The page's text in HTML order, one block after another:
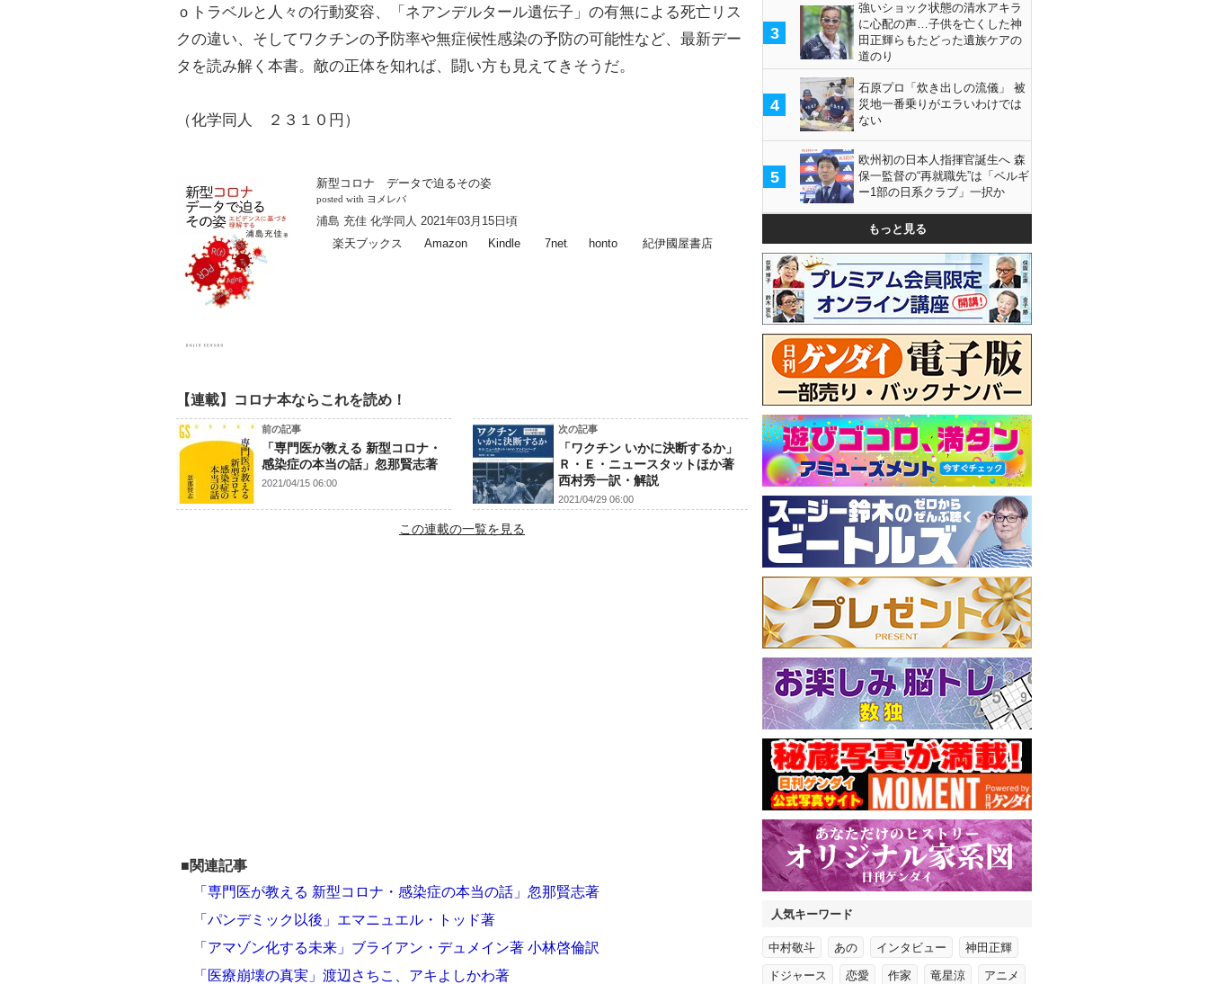
ｏトラベルと人々の行動変容、「ネアンデルタール遺伝子」の有無による死亡リス
クの違い、そしてワクチンの予防率や無症候性感染の予防の可能性など、最新デー
タを読み解く本書。敵の正体を知れば、闘い方も見えてきそうだ。
（化学同人 ２３１０円）
新型コロナ データで迫るその姿
posted with ヨメレバ
浦島 充佳 化学同人 2021年03月15日頃
楽天ブックス
Amazon Kindle 7net honto 紀伊國屋書店
【連載】コロナ本ならこれを読め！
前の記事
「専門医が教える 新型コロナ・
感染症の本当の話」忽那賢志著
2021/04/15 06:00
次の記事
「ワクチン いかに決断するか」
Ｒ・Ｅ・ニュースタットほか著
西村秀一訳・解説
2021/04/29 06:00
この連載の一覧を見る
■関連記事
「専門医が教える 新型コロナ・感染症の本当の話」忽那賢志著
「パンデミック以後」エマニュエル・トッド著
「アマゾン化する未来」ブライアン・デュメイン著 小林啓倫訳
「医療崩壊の真実」渡辺さちこ、アキよしかわ著
3
強いショック状態の清水アキラ
に心配の声…子供を亡くした神
田正輝らもたどった遺族ケアの
道のり
4
石原プロ「炊き出しの流儀」 被
災地一番乗りがエラいわけでは
ない
5
欧州初の日本人指揮官誕生へ 森
保一監督の“再就職先”は「ベルギ
ー1部の日系クラブ」一択か
もっと見る
人気キーワード
中村敬斗 あの インタビュー 神田正輝
ドジャース 恋愛 作家 竜星涼 アニメ